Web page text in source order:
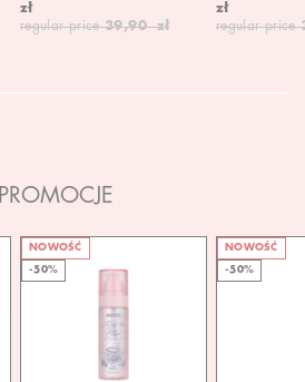
zł
regular price 39,90 zł
zł
regular price
PROMOCJE
NOWOŚĆ
-50%
NOWOŚĆ
-50%